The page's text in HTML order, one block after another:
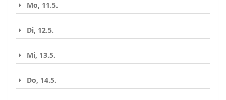
auswählen
Mo, 11.5.
Di, 12.5.
Mi, 13.5.
Do, 14.5.